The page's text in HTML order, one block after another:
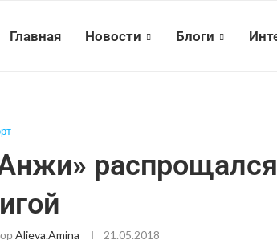
Главная Новости Блоги
Alieva.amina 21.05.2018